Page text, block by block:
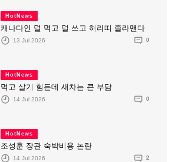
HotNews
캐나다인 덜 먹고 덜 쓰고 허리띠 졸라맨다
13 Jul 2026 0
HotNews
먹고 살기 힘든데 새차는 큰 부담
14 Jul 2026 0
HotNews
조성훈 장관 숙박비용 논란
14 Jul 2026 2